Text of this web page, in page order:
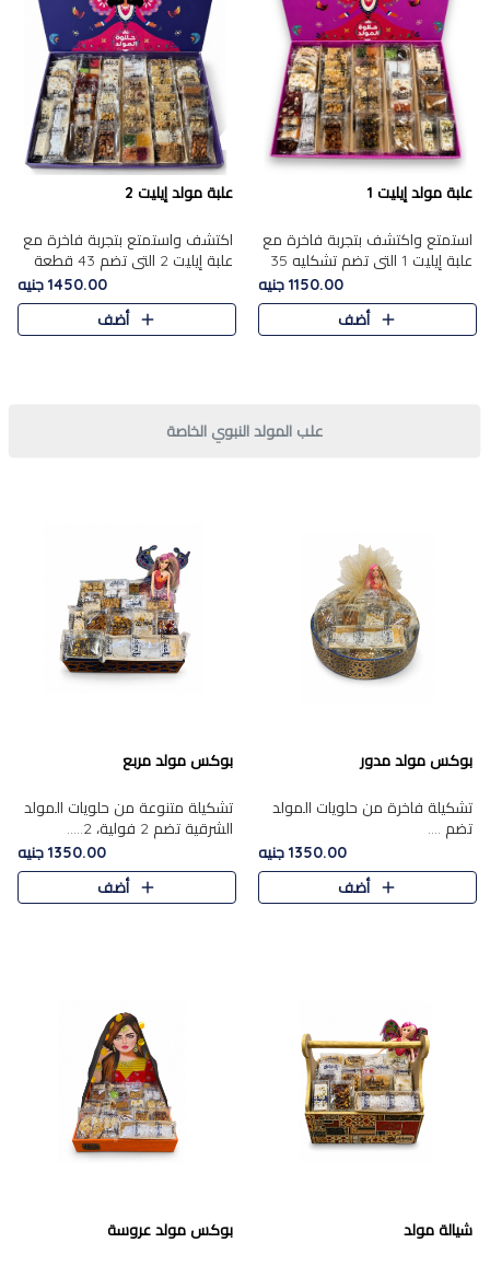
علبة مولد إيليت 1
استمتع واكتشف بتجربة فاخرة مع
علبة إيليت 1 التي تضم تشكليه 35
قطعة من أرقى حلويات المولد
المصري الأصيلة ,معروضة بشكل
جميل في علبة أنيقة ، في..
1150.00 جنيه
أضف
علبة مولد إيليت 2
اكتشف واستمتع بتجربة فاخرة مع
علبة إيليت 2 التي تضم 43 قطعة
تشكيلة من أرقى حلويات المولد
الشرقية المصرية الأصيلة ,معروضة
بشكل جميل في علبة أ..
1450.00 جنيه
أضف
علب المولد النبوي الخاصة
بوكس مولد مدور
تشكيلة فاخرة من حلويات المولد
تضم ....
1350.00 جنيه
أضف
بوكس مولد مربع
تشكيلة متنوعة من حلويات المولد
الشرقية تضم 2 فولية، 2.....
1350.00 جنيه
أضف
شيالة مولد بوكس مولد عروسة